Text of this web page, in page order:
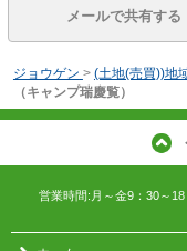
メールで共有する
ジョウゲン > (土地(売買))地
（キャンプ瑞慶覧）
営業時間:月～金9：30～